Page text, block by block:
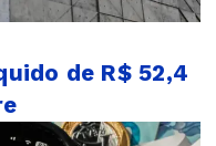
de R$ 52,4